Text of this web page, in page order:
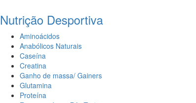
Nutrição Desportiva
Aminoácidos
Anabólicos Naturais
Caseína
Creatina
Ganho de massa/ Gainers
Glutamina
Proteína